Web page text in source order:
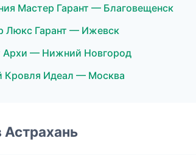
Мастер Гарант — Благовещенск
Люкс Гарант — Ижевск
Архи — Нижний Новгород
Кровля Идеал — Москва